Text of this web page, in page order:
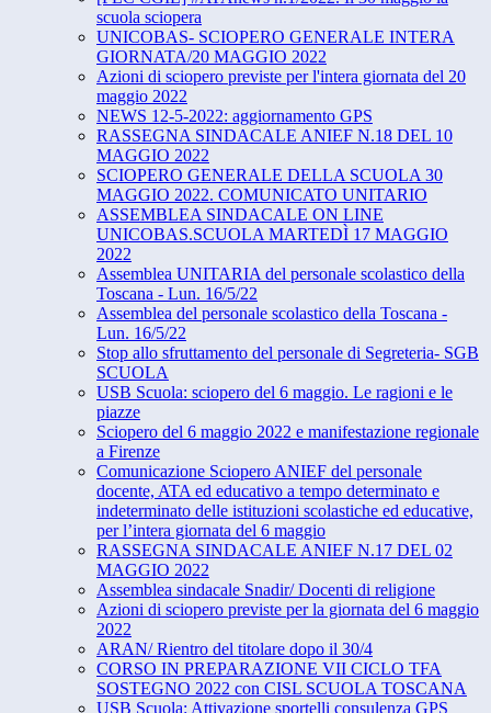
scuola sciopera
UNICOBAS- SCIOPERO GENERALE INTERA
GIORNATA/20 MAGGIO 2022
Azioni di sciopero previste per l'intera giornata del 20
maggio 2022
NEWS 12-5-2022: aggiornamento GPS
RASSEGNA SINDACALE ANIEF N.18 DEL 10
MAGGIO 2022
SCIOPERO GENERALE DELLA SCUOLA 30
MAGGIO 2022. COMUNICATO UNITARIO
ASSEMBLEA SINDACALE ON LINE
UNICOBAS.SCUOLA MARTEDÌ 17 MAGGIO
2022
Assemblea UNITARIA del personale scolastico della
Toscana - Lun. 16/5/22
Assemblea del personale scolastico della Toscana -
Lun. 16/5/22
Stop allo sfruttamento del personale di Segreteria- SGB
SCUOLA
USB Scuola: sciopero del 6 maggio. Le ragioni e le
piazze
Sciopero del 6 maggio 2022 e manifestazione regionale
a Firenze
Comunicazione Sciopero ANIEF del personale
docente, ATA ed educativo a tempo determinato e
indeterminato delle istituzioni scolastiche ed educative,
per l’intera giornata del 6 maggio
RASSEGNA SINDACALE ANIEF N.17 DEL 02
MAGGIO 2022
Assemblea sindacale Snadir/ Docenti di religione
Azioni di sciopero previste per la giornata del 6 maggio
2022
ARAN/ Rientro del titolare dopo il 30/4
CORSO IN PREPARAZIONE VII CICLO TFA
SOSTEGNO 2022 con CISL SCUOLA TOSCANA
USB Scuola: Attivazione sportelli consulenza GPS